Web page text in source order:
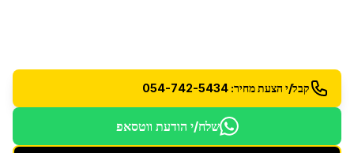
קבל/י הצעת מחיר: 054-742-5434
שלח/י הודעת ווטסאפ